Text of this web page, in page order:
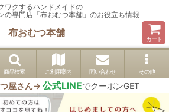
ワクするハンドメイドの
の専門店「布おむつ本舗」のお役立ち情報
布おむつ本舗
カート
商品検索 ご利用案内 問い合わせ その他
屋さん→ 公式LINEでクーポンGET